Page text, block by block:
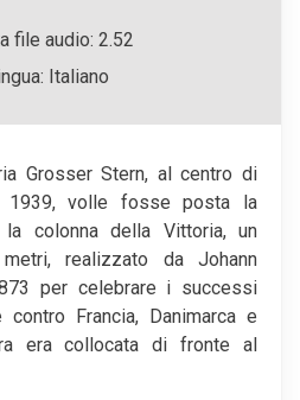
file audio: 2.52
Italiano
Grosser Stern, al centro di
1939, volle fosse posta la
la colonna della Vittoria, un
realizzato da Johann
per celebrare i successi
Francia, Danimarca e
era collocata di fronte al